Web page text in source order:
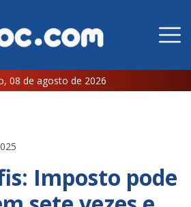
08 de agosto de 2026
Imposto pode